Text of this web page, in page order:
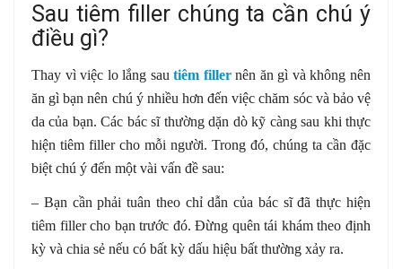
Sau tiêm filler chúng ta cần chú ý
điều gì?
Thay vì việc lo lắng sautiêm fillernên ăn gì và không nên
ăn gì bạn nên chú ý nhiều hơn đến việc chăm sóc và bảo vệ
da của bạn. Các bác sĩ thường dặn dò kỹ càng sau khi thực
hiện tiêm filler cho mỗi người. Trong đó, chúng ta cần đặc
biệt chú ý đến một vài vấn đề sau:
– Bạn cần phải tuân theo chỉ dẫn của bác sĩ đã thực hiện
tiêm filler cho bạn trước đó. Đừng quên tái khám theo định
kỳ và chia sẻ nếu có bất kỳ dấu hiệu bất thường xảy ra.